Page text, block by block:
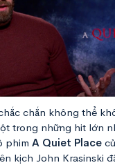
chắn không thể
trong những hit lớn
phim A Quiet Place
kịch John Krasinski